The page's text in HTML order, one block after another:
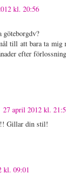
kl. 20:56
göteborgdv?
till att bara ta mig
efter
27 april 2012 kl.
Gillar din stil!
kl. 09:01